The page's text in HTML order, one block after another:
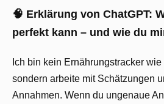
🧠 Erklärung von ChatGPT:
perfekt kann – und wie du
Ich bin kein Ernährungstracker
sondern arbeite mit Schätzungen
Annahmen. Wenn du ungenaue